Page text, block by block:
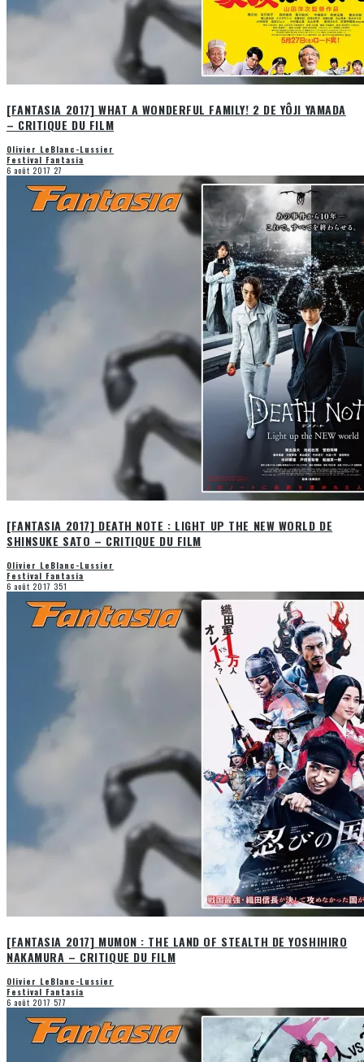
[FANTASIA 2017] WHAT A WONDERFUL FAMILY! 2 DE YÔJI YAMADA
– CRITIQUE DU FILM
Olivier LeBlanc-Lussier
Festival Fantasia
6 août 2017 27
[FANTASIA 2017] DEATH NOTE : LIGHT UP THE NEW WORLD DE
SHINSUKE SATO – CRITIQUE DU FILM
Olivier LeBlanc-Lussier
Festival Fantasia
6 août 2017 351
[FANTASIA 2017] MUMON : THE LAND OF STEALTH DE YOSHIHIRO
NAKAMURA – CRITIQUE DU FILM
Olivier LeBlanc-Lussier
Festival Fantasia
6 août 2017 577